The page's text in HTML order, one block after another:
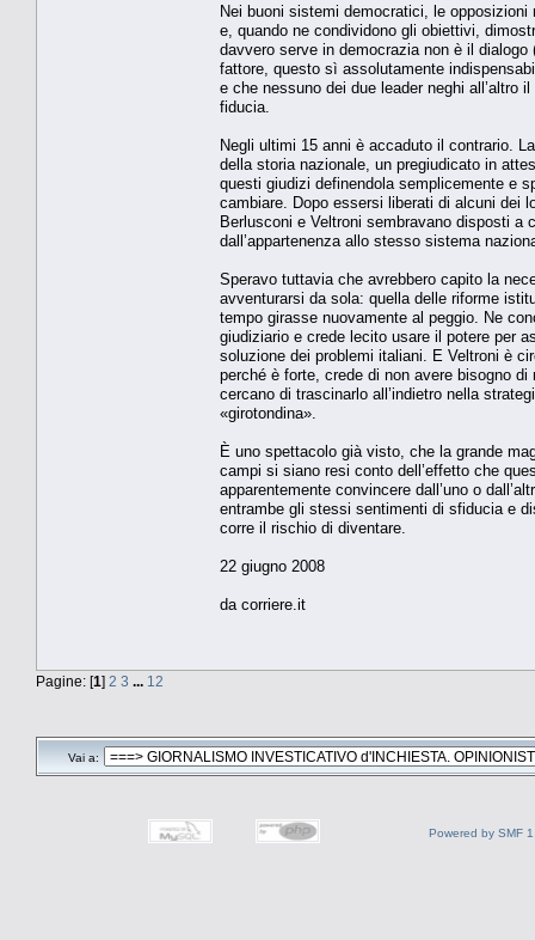
Nei buoni sistemi democratici, le opposizioni
e, quando ne condividono gli obiettivi,
davvero serve in democrazia non è il
fattore, questo sì assolutamente
e che nessuno dei due leader neghi all’altro
fiducia.
Negli ultimi 15 anni è accaduto il contrario.
della storia nazionale, un pregiudicato in
questi giudizi definendola semplicemente e
cambiare. Dopo essersi liberati di alcuni dei
Berlusconi e Veltroni sembravano disposti
dall’appartenenza allo stesso sistema
Speravo tuttavia che avrebbero capito la
avventurarsi da sola: quella delle riforme
tempo girasse nuovamente al peggio. Ne
giudiziario e crede lecito usare il potere per
soluzione dei problemi italiani. E Veltroni è
perché è forte, crede di non avere bisogno
cercano di trascinarlo all’indietro nella
«girotondina».
È uno spettacolo già visto, che la grande
campi si siano resi conto dell’effetto che
apparentemente convincere dall’uno o
entrambe gli stessi sentimenti di sfiducia e
corre il rischio di diventare.
22 giugno 2008
da corriere.it
Pagine: [1] 2 3 ... 12
Vai a:
Powered by SMF